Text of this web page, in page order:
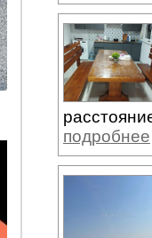
подробнее